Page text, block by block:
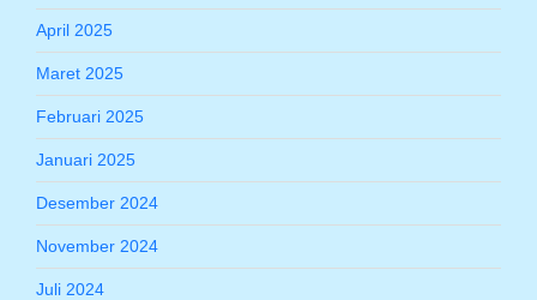
April 2025
Maret 2025
Februari 2025
Januari 2025
Desember 2024
November 2024
Juli 2024